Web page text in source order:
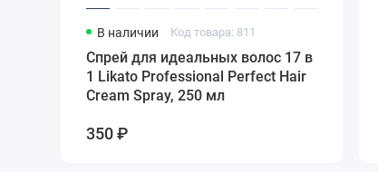
В наличии Код товара: 811
Спрей для идеальных волос 17 в
1 Likato Professional Perfect Hair
Cream Spray, 250 мл
350 ₽